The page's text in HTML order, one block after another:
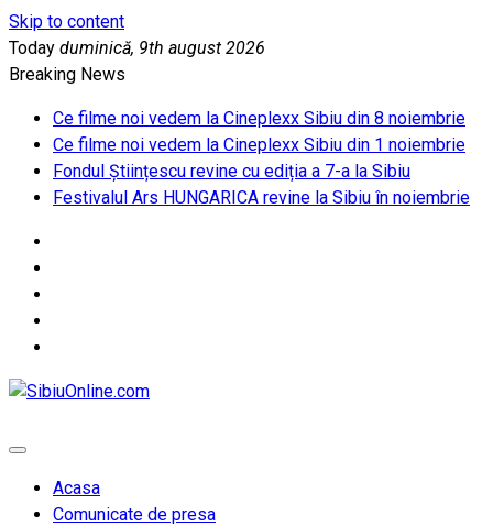
Skip to content
Today duminică, 9th august 2026
Breaking News
Ce filme noi vedem la Cineplexx Sibiu din 8 noiembrie
Ce filme noi vedem la Cineplexx Sibiu din 1 noiembrie
Fondul Științescu revine cu ediția a 7-a la Sibiu
Festivalul Ars HUNGARICA revine la Sibiu în noiembrie
Acasa
Comunicate de presa